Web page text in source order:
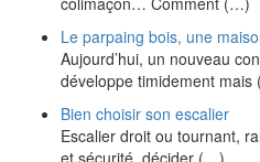
Le parpaing bois, une
Aujourd’hui, un nouveau
développe timidement
Bien choisir son escalier
Escalier droit ou tournant,
et sécurité, décider (…)